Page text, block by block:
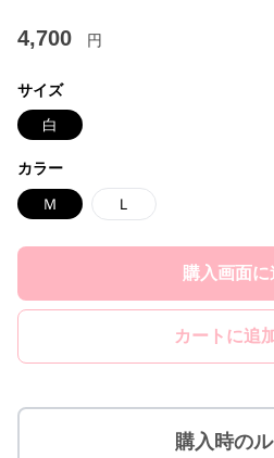
4,700 円
サイズ
白
カラー
Ｍ Ｌ
購入画面に
カートに追
購入時の